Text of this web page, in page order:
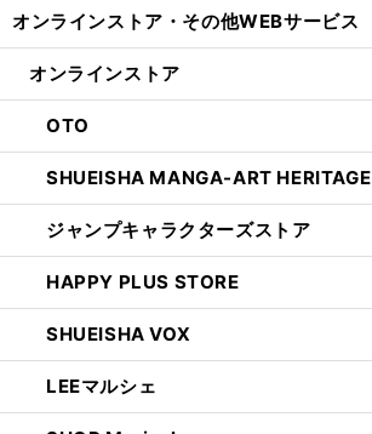
オンラインストア・ その他WEBサービス
オンラインストア
OTO
SHUEISHA MANGA-ART HERITAGE
ジャンプキャラクターズストア
HAPPY PLUS STORE
SHUEISHA VOX
LEEマルシェ